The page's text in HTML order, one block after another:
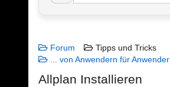
Forum
Tipps und Tricks
... von Anwendern für Anwender
Allplan Installieren